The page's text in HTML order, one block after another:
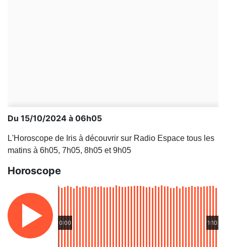
Du 15/10/2024 à 06h05
L'Horoscope de Iris à découvrir sur Radio Espace tous les
matins à 6h05, 7h05, 8h05 et 9h05
Horoscope
0:00 1:10